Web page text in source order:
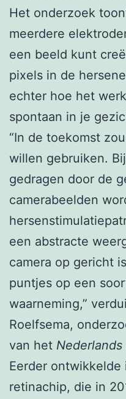
Het onderzoek
meerdere
een beeld kunt
pixels in de
echter hoe het
spontaan in je
“In de toekomst
willen gebruiken.
gedragen door de
camerabeelden
een abstracte
camera op gericht
puntjes op een
waarneming,”
Roelfsema,
van het
Eerder ontwikkelde
retinachip, die in